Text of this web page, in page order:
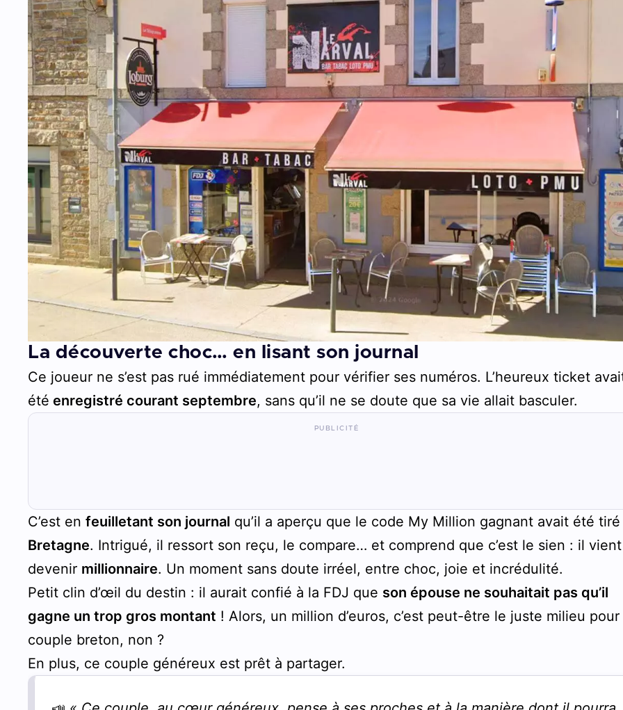
La découverte choc… en lisant son journal
Ce joueur ne s’est pas rué immédiatement pour vérifier ses numéros. L’heureux ticket
été enregistré courant septembre, sans qu’il ne se doute que sa vie allait basculer.
C’est enfeuilletant son journal qu’il a aperçu que le code My Million gagnant avait été
Bretagne. Intrigué, il ressort son reçu, le compare… et comprend que c’est le sien : il
devenir millionnaire. Un moment sans doute irréel, entre choc, joie et incrédulité.
Petit clin d’œil du destin : il aurait confié à la FDJ que son épouse ne souhaitait pas qu’il
gagne un trop gros montant ! Alors, un million d’euros, c’est peut-être le juste milieu
couple breton, non ?
En plus, ce couple généreux est prêt à partager.